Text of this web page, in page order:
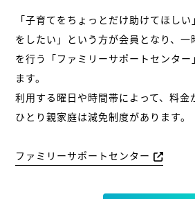
「子育てをちょっとだけ助けてほし
をしたい」という方が会員となり、一
を行う「ファミリーサポートセンター
ます。
利用する曜日や時間帯によって、料金
ひとり親家庭は減免制度があります。
ファミリーサポートセンター